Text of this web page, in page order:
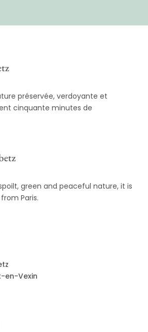
préservée, verdoyante et
cinquante minutes de
green and peaceful nature, it is
Paris.
en-Vexin